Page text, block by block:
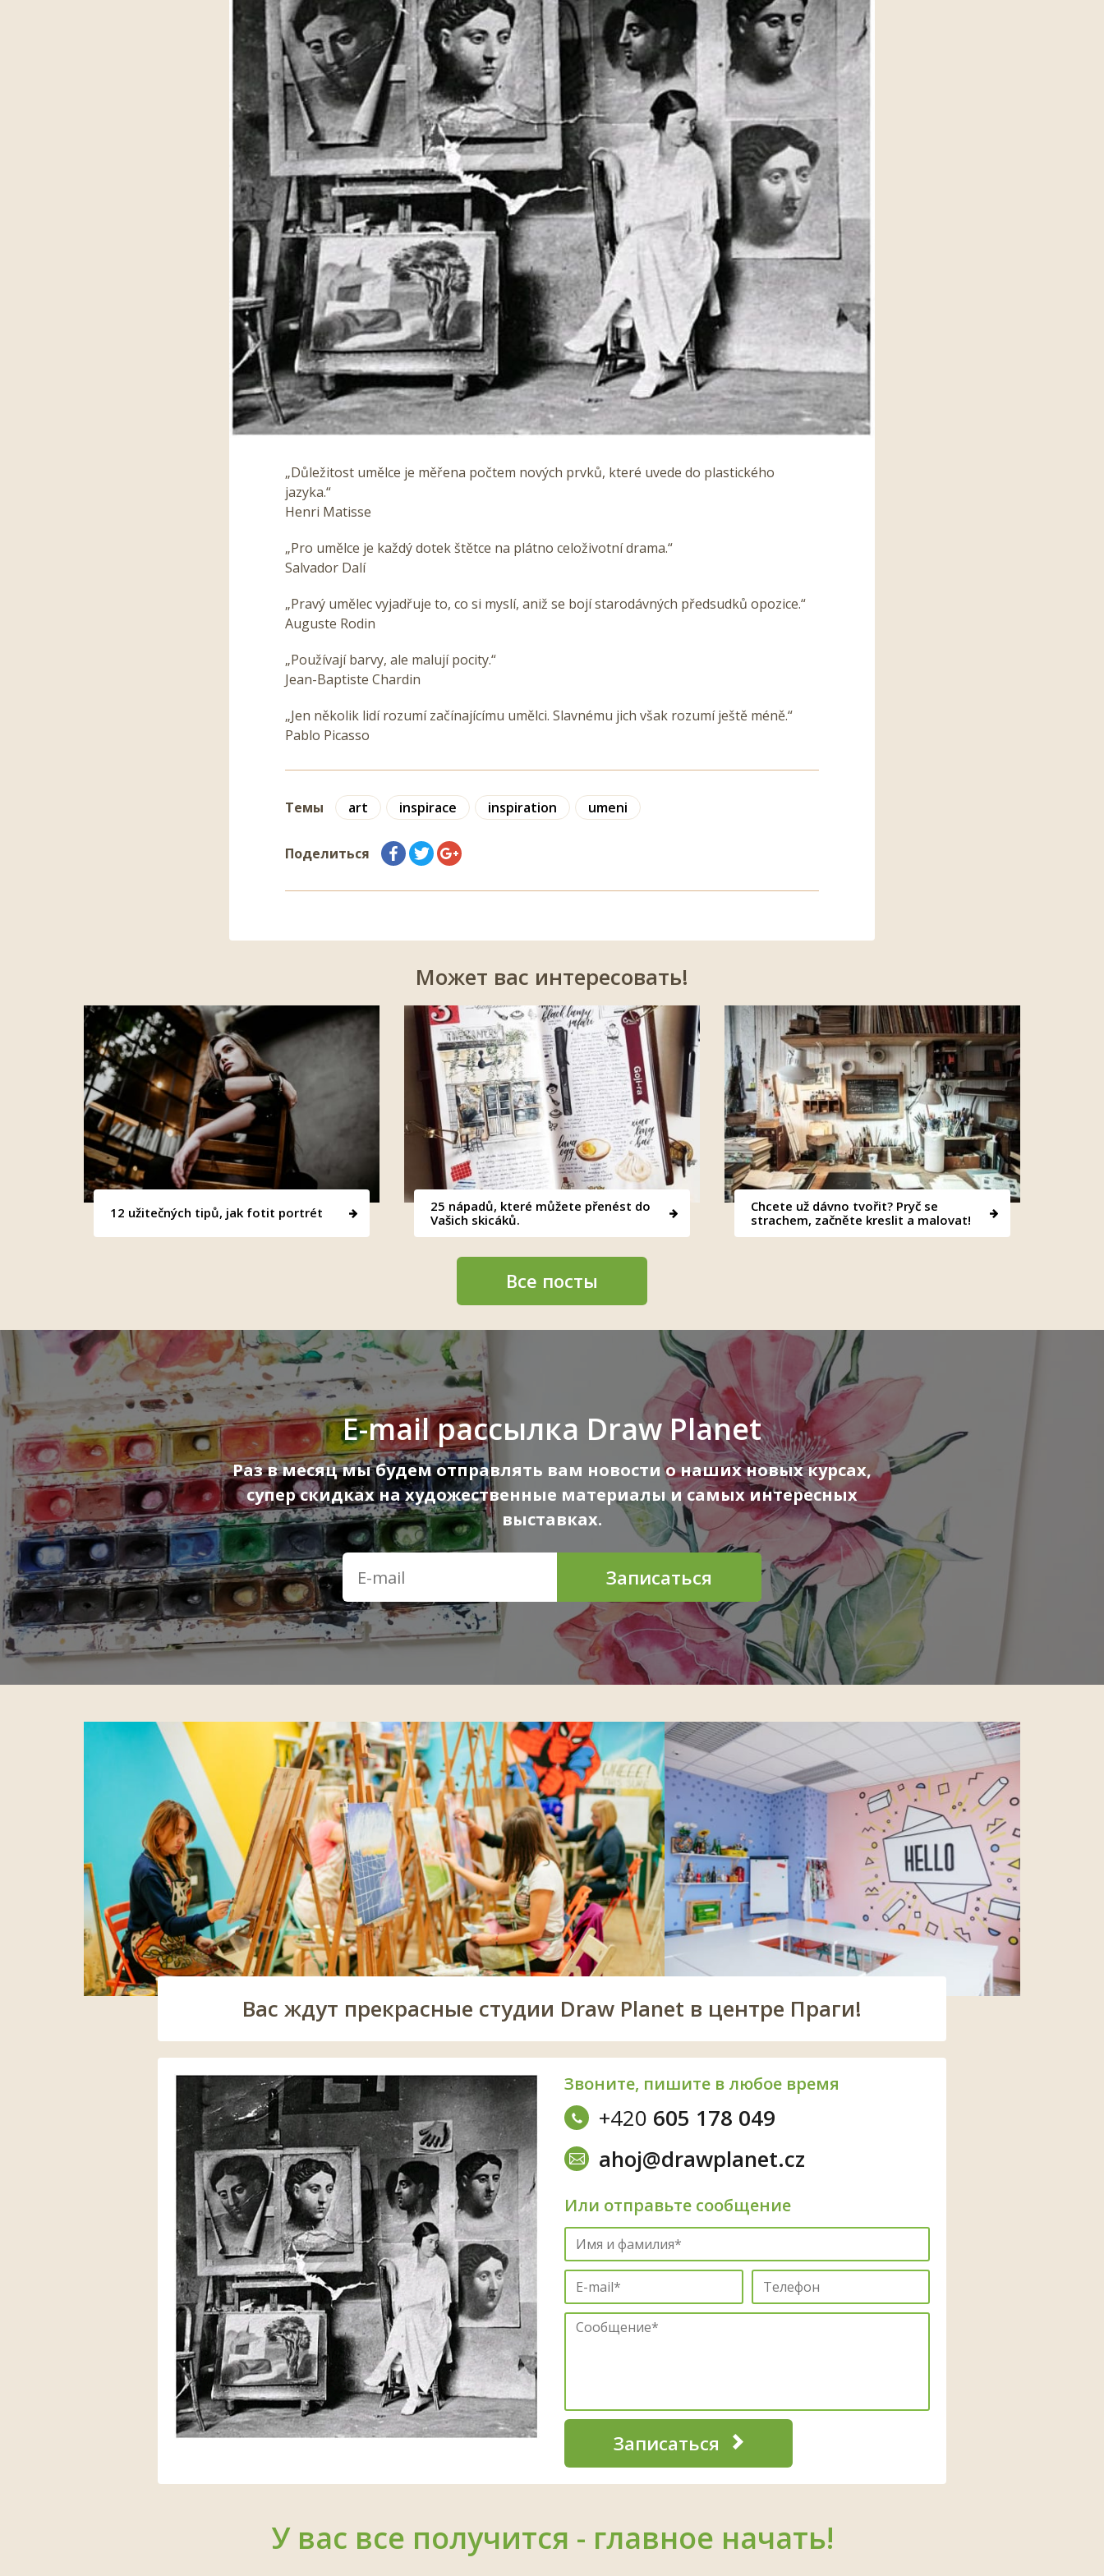
„Důležitost umělce je měřena počtem nových prvků, které uvede do plastického
jazyka.“
Henri Matisse
„Pro umělce je každý dotek štětce na plátno celoživotní drama.“
Salvador Dalí
„Pravý umělec vyjadřuje to, co si myslí, aniž se bojí starodávných předsudků opozice.“
Auguste Rodin
„Používají barvy, ale malují pocity.“
Jean-Baptiste Chardin
„Jen několik lidí rozumí začínajícímu umělci. Slavnému jich však rozumí ještě méně.“
Pablo Picasso
Темы art inspirace inspiration umeni
Поделиться
Может вас интересовать!
12 užitečných tipů, jak fotit portrét
25 nápadů, které můžete přenést do
Vašich skicáků.
Chcete už dávno tvořit? Pryč se
strachem, začněte kreslit a malovat!
Все посты
E-mail рассылка Draw Planet
Раз в месяц мы будем отправлять вам новости о наших новых курсах,
супер скидках на художественные материалы и самых интересных
выставках.
Записаться
Вас ждут прекрасные студии Draw Planet в центре Праги!
Звоните, пишите в любое время
+420 605 178 049
ahoj@drawplanet.cz
Или отправьте сообщение
Записаться
У вас все получится - главное начать!